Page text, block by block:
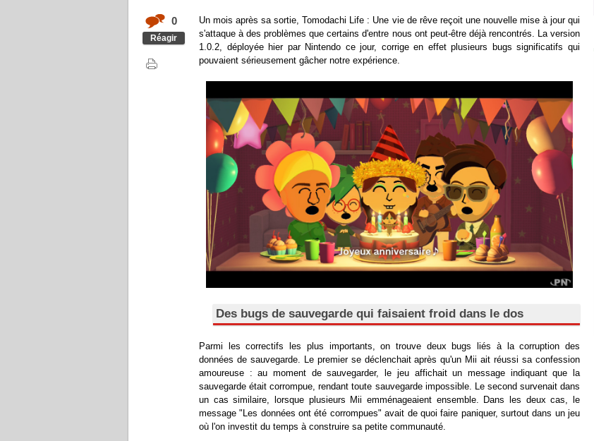
0
Réagir
Un mois après sa sortie, Tomodachi Life : Une vie de rêve reçoit une nouvelle mise à jour qui
s'attaque à des problèmes que certains d'entre nous ont peut-être déjà rencontrés. La version
1.0.2, déployée hier par Nintendo ce jour, corrige en effet plusieurs bugs significatifs qui
pouvaient sérieusement gâcher notre expérience.
Des bugs de sauvegarde qui faisaient froid dans le dos
Parmi les correctifs les plus importants, on trouve deux bugs liés à la corruption des
données de sauvegarde. Le premier se déclenchait après qu'un Mii ait réussi sa confession
amoureuse : au moment de sauvegarder, le jeu affichait un message indiquant que la
sauvegarde était corrompue, rendant toute sauvegarde impossible. Le second survenait dans
un cas similaire, lorsque plusieurs Mii emménageaient ensemble. Dans les deux cas, le
message "Les données ont été corrompues" avait de quoi faire paniquer, surtout dans un jeu
où l'on investit du temps à construire sa petite communauté.